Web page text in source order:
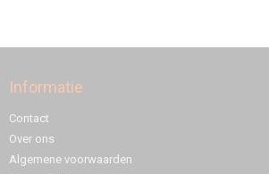
Informatie
Contact
Over ons
Algemene voorwaarden